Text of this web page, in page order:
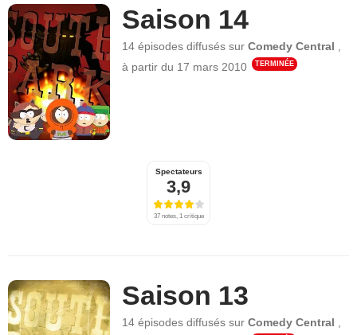
Saison 14
14 épisodes diffusés surComedy Central
à partir du 17 mars 2010 TERMINÉE
Spectateurs
3,9
37 notes, 1 critique
Saison 13
14 épisodes diffusés surComedy Central